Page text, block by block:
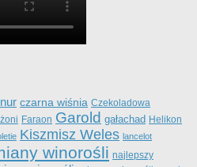
czarna wiśnia Czekoladowa
Faraon Garold gałachad Helikon
Kiszmisz Weles lancelot
winorośli najlepszy